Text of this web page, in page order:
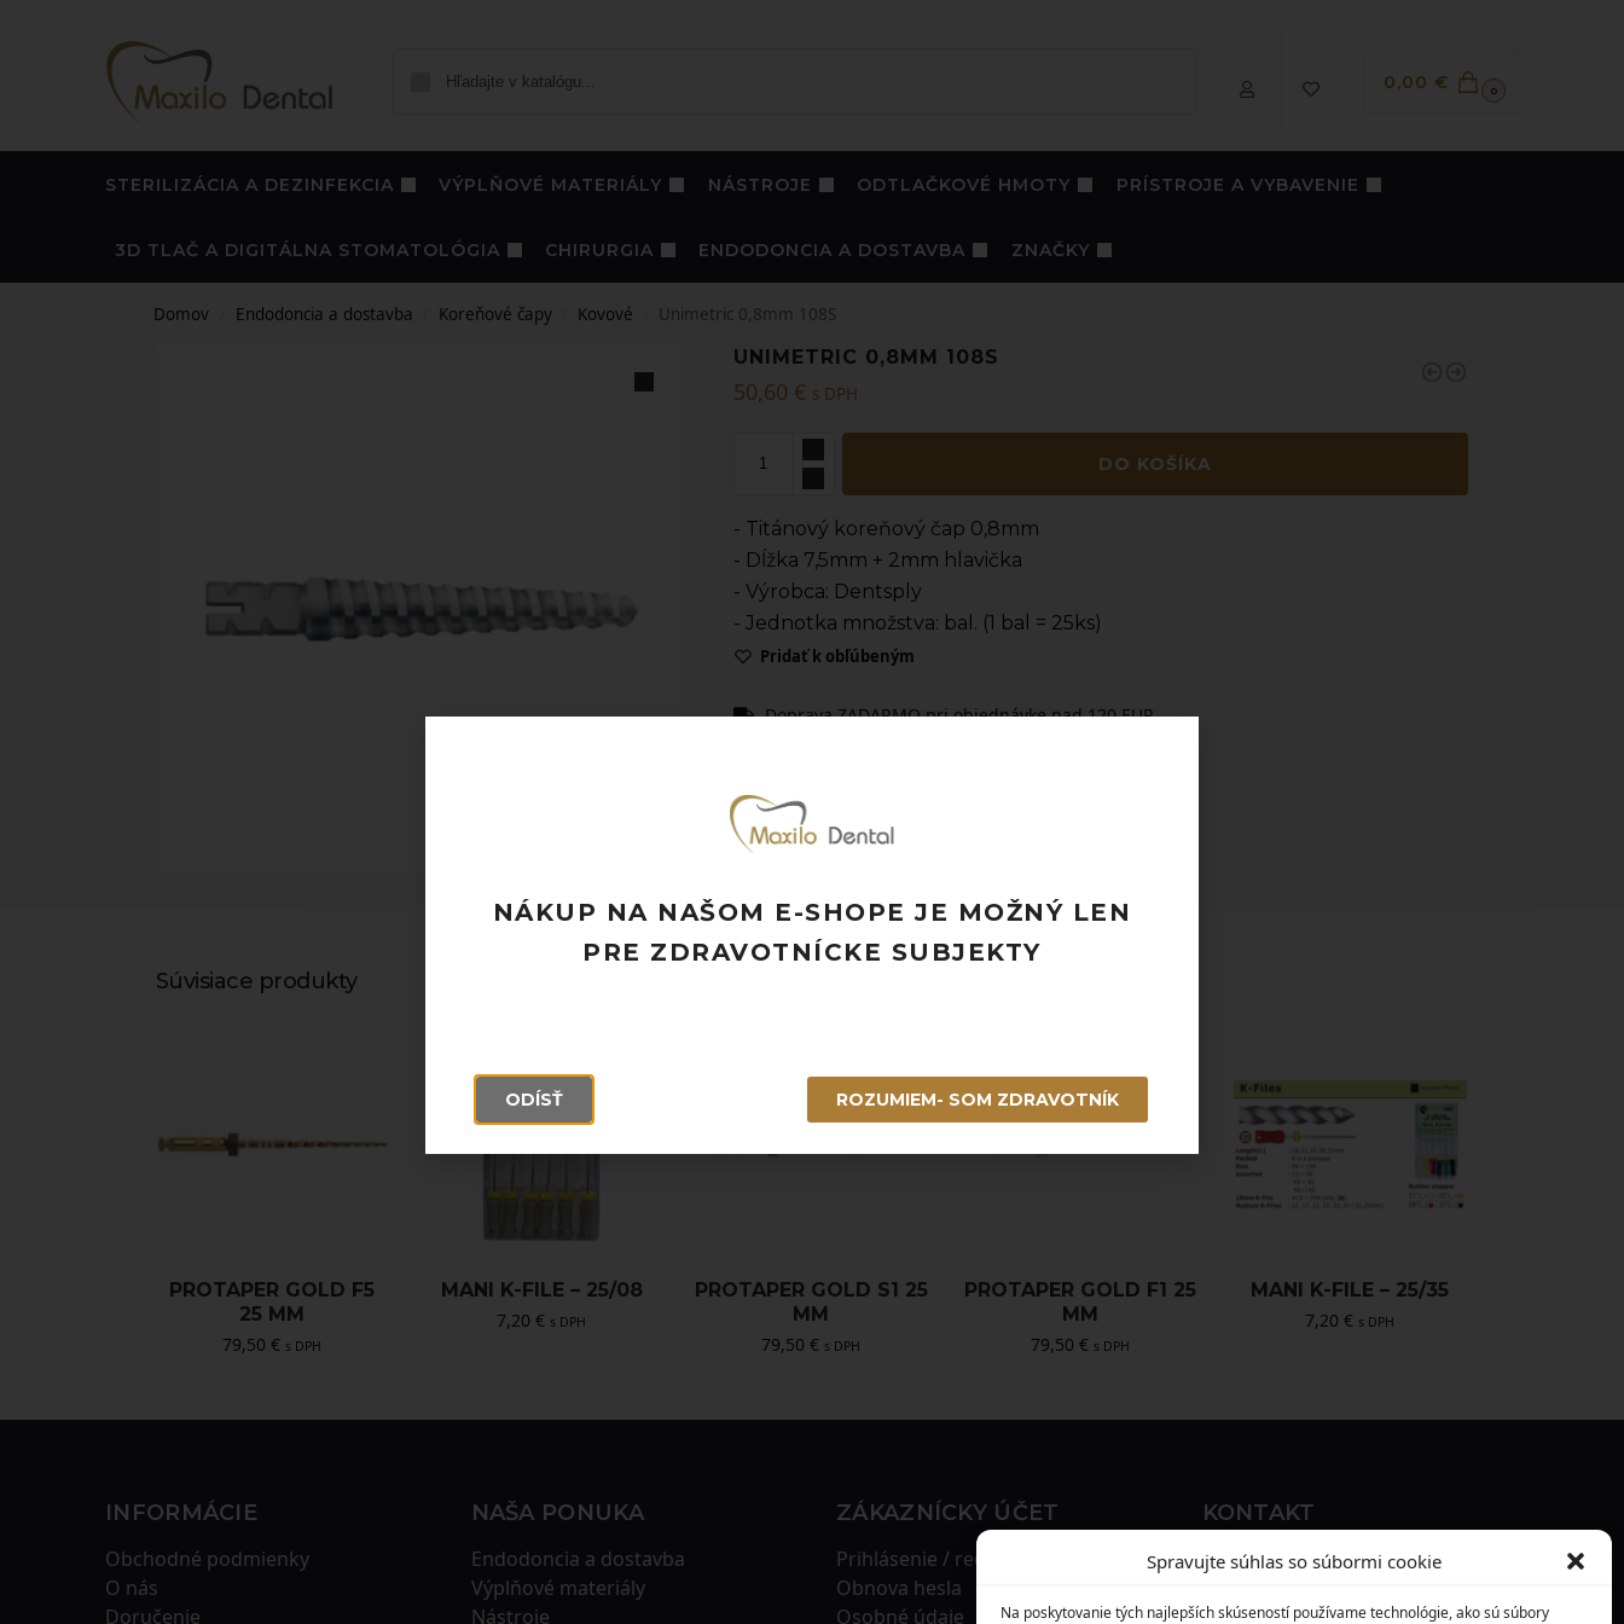
Spravujte súhlas so súbormi cookie
Na poskytovanie tých najlepších skúseností používame technológie, ako sú súbory
0,00 € 0
STERILIZÁCIA A DEZINFEKCIA VÝPLŇOVÉ MATERIÁLY NÁSTROJE ODTLAČKOVÉ HMOTY PRÍSTROJE A VYBAVENIE
3D TLAČ A DIGITÁLNA STOMATOLÓGIA CHIRURGIA ENDODONCIA A DOSTAVBA ZNAČKY
Domov Endodoncia a dostavba Koreňové čapy Kovové Unimetric 0,8mm 108S
UNIMETRIC 0,8MM 108S
50,60 € s DPH
DO KOŠÍKA
- Titánový koreňový čap 0,8mm
- Dĺžka 7,5mm + 2mm hlavička
- Výrobca: Dentsply
- Jednotka množstva: bal. (1 bal = 25ks)
Pridať k obľúbeným
Doprava ZADARMO pri objednávke nad 120 EUR
Súvisiace produkty
PROTAPER GOLD F5
25 MM
79,50€ s DPH
MANI K-FILE – 25/08
7,20€ s DPH
PROTAPER GOLD S1 25
MM
79,50€ s DPH
PROTAPER GOLD F1 25
MM
79,50€ s DPH
MANI K-FILE – 25/35
7,20€ s DPH
INFORMÁCIE
Obchodné podmienky
O nás
Doručenie
NAŠA PONUKA
Endodoncia a dostavba
Výplňové materiály
Nástroje
ZÁKAZNÍCKY ÚČET
Prihlásenie / registrácia
Obnova hesla
Osobné údaje
KONTAKT
MAXILO DENTAL, s. r. o.
917 05 Trnava
NÁKUP NA NAŠOM E-SHOPE JE MOŽNÝ LEN
PRE ZDRAVOTNÍCKE SUBJEKTY
ODÍSŤ ROZUMIEM- SOM ZDRAVOTNÍK